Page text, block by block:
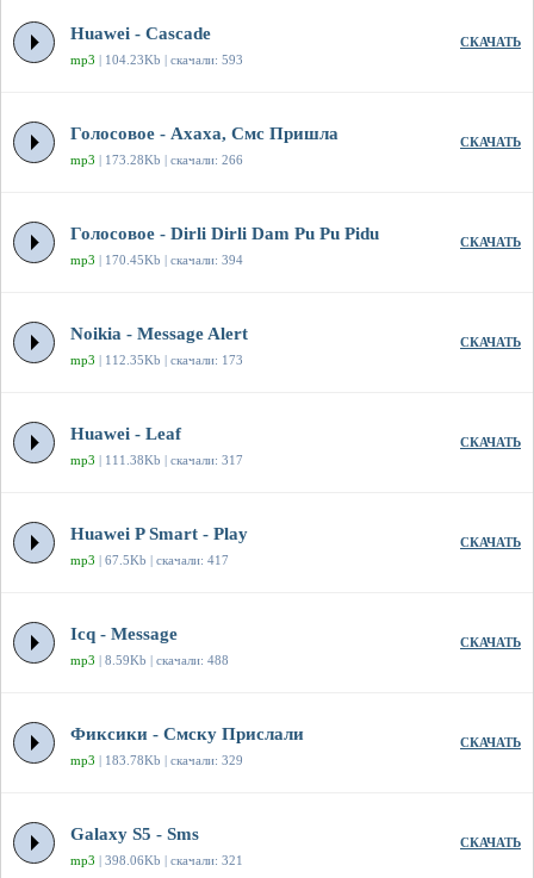
Huawei - Cascade
mp3 | 104.23Kb | скачали: 593
СКАЧАТЬ
Голосовое - Ахаха, Смс Пришла
mp3 | 173.28Kb | скачали: 266
СКАЧАТЬ
Голосовое - Dirli Dirli Dam Pu Pu Pidu
mp3 | 170.45Kb | скачали: 394
СКАЧАТЬ
Noikia - Message Alert
mp3 | 112.35Kb | скачали: 173
СКАЧАТЬ
Huawei - Leaf
mp3 | 111.38Kb | скачали: 317
СКАЧАТЬ
Huawei P Smart - Play
mp3 | 67.5Kb | скачали: 417
СКАЧАТЬ
Icq - Message
mp3 | 8.59Kb | скачали: 488
СКАЧАТЬ
Фиксики - Смску Прислали
mp3 | 183.78Kb | скачали: 329
СКАЧАТЬ
Galaxy S5 - Sms
mp3 | 398.06Kb | скачали: 321
СКАЧАТЬ